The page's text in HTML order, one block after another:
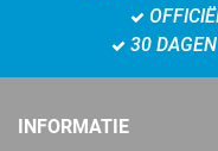
30
INFORMATIE